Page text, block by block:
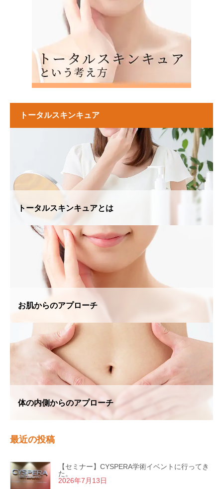
トータルスキンキュア
トータルスキンキュアとは
お肌からのアプローチ
体の内側からのアプローチ
最近の投稿
【セミナー】CYSPERA学術イベントに行ってき
た。
2026年7月13日